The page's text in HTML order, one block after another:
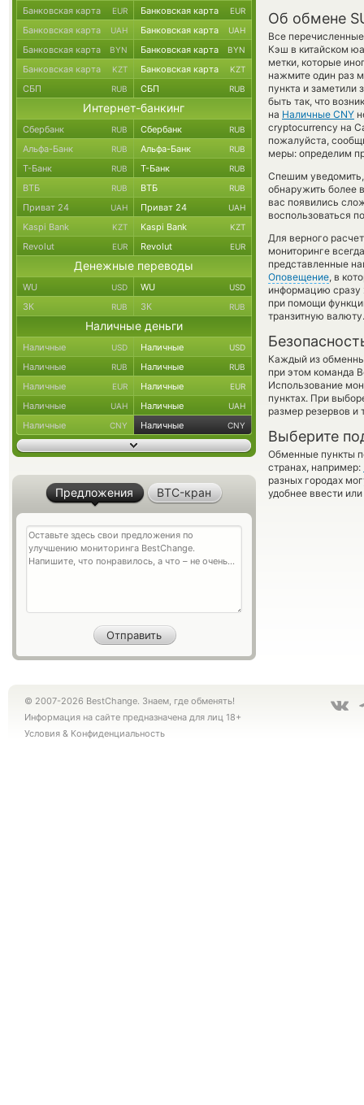
Об обмене
Все
Кэш в китайском
метки, которые
нажмите один раз
пункта и заметили
быть так, что
на Наличные CNY
cryptocurrency на
пожалуйста,
меры: определим
Спешим
обнаружить более
вас появились
воспользоваться
Для верного
мониторинге
представленные
Оповещение, в
информацию сразу
при помощи
транзитную валюту.
Каждый из
при этом команда
Использование
пунктах. При
размер резервов и
Выберите
Обменные пункты
странах, например:
разных городах
удобнее ввести
Банковская карта EUR Банковская карта EUR
Банковская карта UAH Банковская карта UAH
Банковская карта BYN Банковская карта BYN
Банковская карта KZT Банковская карта KZT
СБП RUB СБП RUB
Интернет-банкинг
Сбербанк RUB Сбербанк RUB
Альфа-Банк RUB Альфа-Банк RUB
Т-Банк RUB Т-Банк RUB
ВТБ RUB ВТБ RUB
Приват 24 UAH Приват 24 UAH
Kaspi Bank KZT Kaspi Bank KZT
Revolut EUR Revolut EUR
Денежные переводы
WU USD WU USD
ЗК RUB ЗК RUB
Наличные деньги
Наличные USD Наличные USD
Наличные RUB Наличные RUB
Наличные EUR Наличные EUR
Наличные UAH Наличные UAH
Наличные CNY Наличные CNY
Предложения BTC-кран
© 2007-2026 BestChange. Знаем, где обменять!
Информация на сайте предназначена для лиц 18+
Условия & Конфиденциальность